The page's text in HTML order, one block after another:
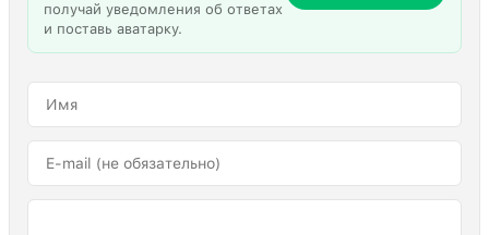
получай уведомления об ответах
и поставь аватарку.